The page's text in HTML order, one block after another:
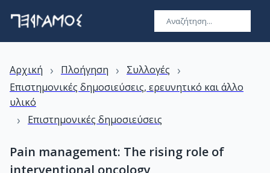
Αρχική › Πλοήγηση › Συλλογές ›
Επιστημονικές δημοσιεύσεις, ερευνητικό και άλλο
υλικό
› Επιστημονικές δημοσιεύσεις
Pain management: The rising role of
interventional oncology